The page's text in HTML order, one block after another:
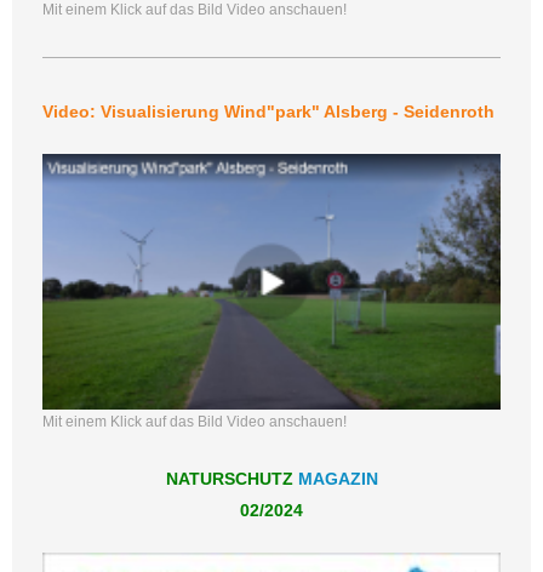
Mit einem Klick auf das Bild Video anschauen!
Video: Visualisierung Wind"park" Alsberg - Seidenroth
Mit einem Klick auf das Bild Video anschauen!
NATURSCHUTZ MAGAZIN
02/2024